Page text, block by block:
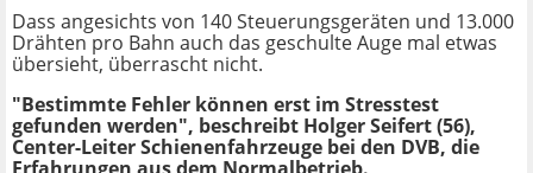
Dass angesichts von 140 Steuerungsgeräten und 13.000
Drähten pro Bahn auch das geschulte Auge mal etwas
übersieht, überrascht nicht.
"Bestimmte Fehler können erst im Stresstest
gefunden werden", beschreibt Holger Seifert (56),
Center-Leiter Schienenfahrzeuge bei den DVB, die